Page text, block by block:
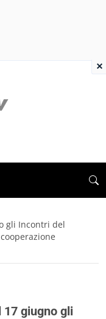
gli Incontri del
17 giugno gli
×